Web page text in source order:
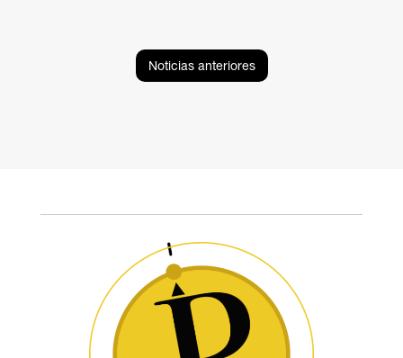
Noticias anteriores